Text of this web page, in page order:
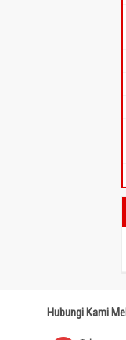
Hubungi Kami